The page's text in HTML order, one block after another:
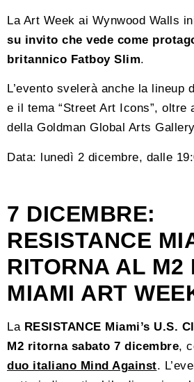
La Art Week ai Wynwood Walls
su invito che vede come
britannico Fatboy Slim.
L’evento svelerà anche la lineup
e il tema “Street Art Icons”, oltre
della Goldman Global Arts
Data: lunedì 2 dicembre, dalle
7 DICEMBRE:
RESISTANCE
RITORNA AL M2
MIAMI ART
La RESISTANCE Miami’s U.S.
M2 ritorna sabato 7 dicembre,
duo italiano Mind Against.